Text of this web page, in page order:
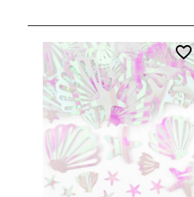
favorite_border